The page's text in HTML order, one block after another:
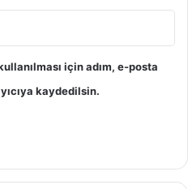
için adım, e-posta
kaydedilsin.